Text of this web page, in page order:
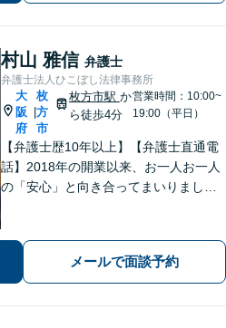
村山 雅信 弁護士
弁護士法人ひこぼし法律事務所
大
阪
府
枚
方
市
枚方市駅 か
ら徒歩4分
営業時間：10:00~
19:00（平日）
【弁護士歴10年以上】【弁護士直通電
話】2018年の開業以来、お一人お一人
の「安心」と向き合ってまいりまし
ていただける結果を目指し、迅速かつ
粘り強く対応することをお約束しま
す。
メールで面談予約